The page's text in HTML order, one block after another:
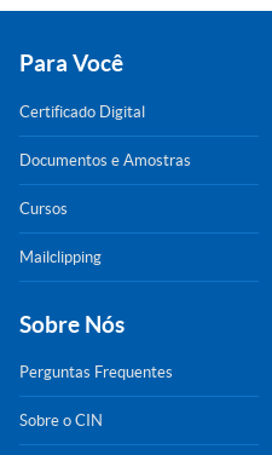
Para Você
Certificado Digital
Documentos e Amostras
Cursos
Mailclipping
Sobre Nós
Perguntas Frequentes
Sobre o CIN